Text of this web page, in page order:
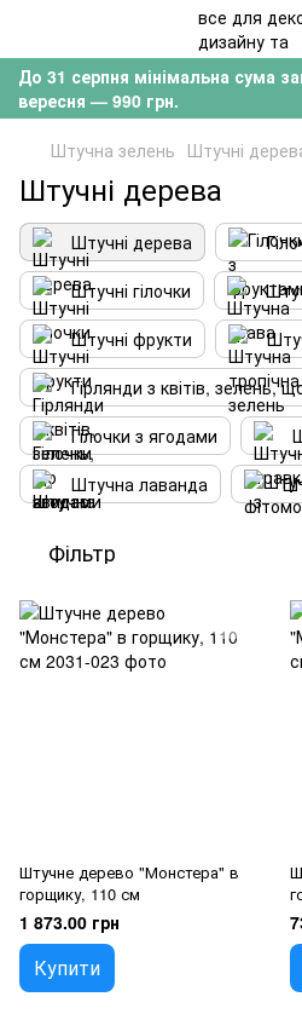
До 31 серпня мінімальна сума
вересня — 990 грн.
Штучна зелень Штучні
Штучні дерева
Штучні дерева
Штучні гілочки
Штучні фрукти
Гірлянди з квітів, зелень,
Гілочки з ягодами
Штучна лаванда
Фільтр
Штучне дерево "Монстера" в
горщику, 110 см
1 873.00 грн
Купити